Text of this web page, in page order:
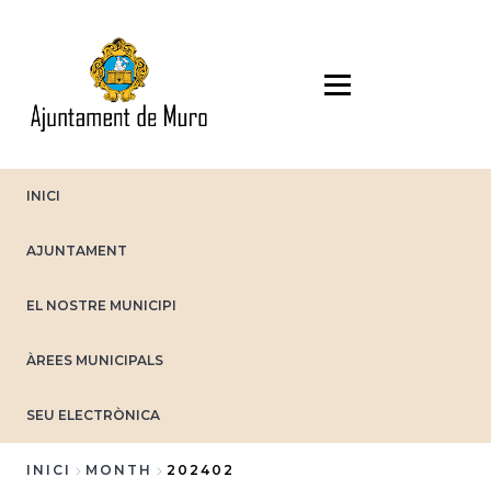
INICI
AJUNTAMENT
EL NOSTRE MUNICIPI
ÀREES MUNICIPALS
SEU ELECTRÒNICA
INICI MONTH 202402